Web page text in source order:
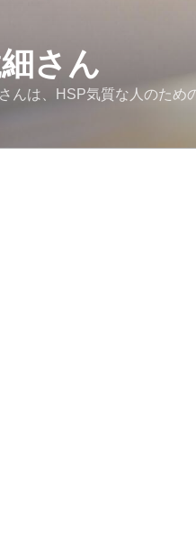
さん
んは、HSP気質な人のため